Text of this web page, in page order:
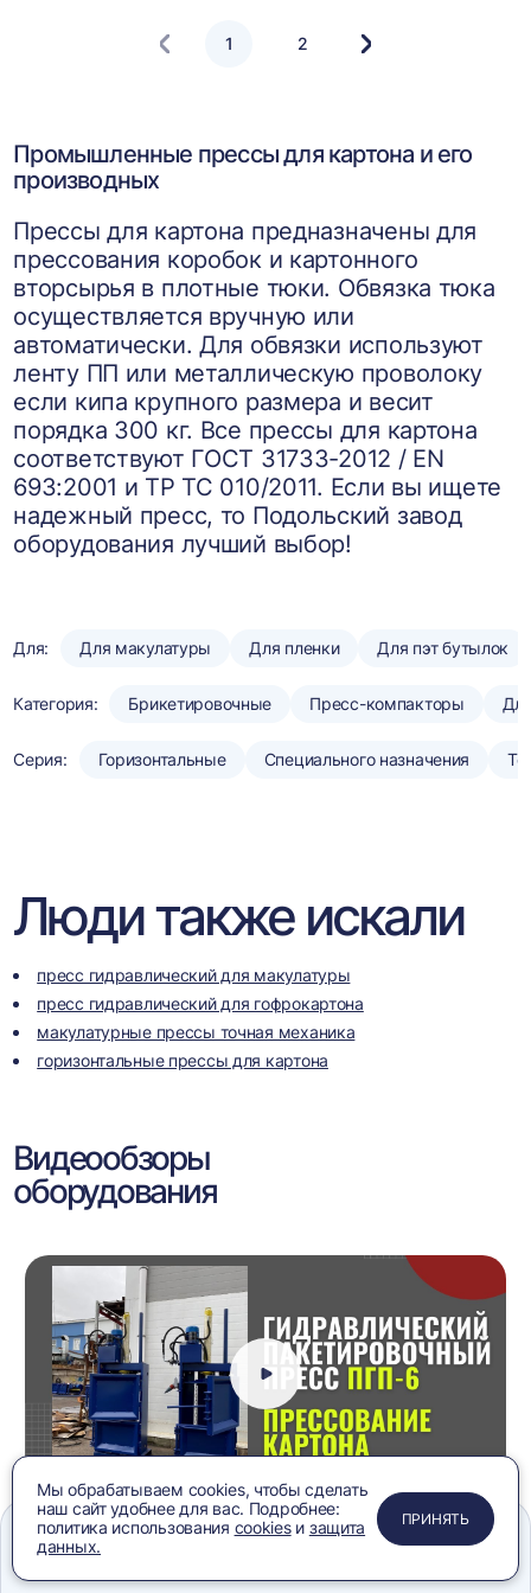
1 2
Следующая
Промышленные прессы для картона и его
производных
Прессы для картона предназначены для
прессования коробок и картонного
вторсырья в плотные тюки. Обвязка тюка
осуществляется вручную или
автоматически. Для обвязки используют
ленту ПП или металлическую проволоку
если кипа крупного размера и весит
порядка 300 кг. Все прессы для картона
соответствуют ГОСТ 31733-2012 / EN
693:2001 и ТР ТС 010/2011. Если вы ищете
надежный пресс, то Подольский завод
оборудования лучший выбор!
Для: Для макулатуры Для пленки Для пэт бутылок
Категория: Брикетировочные Пресс-компакторы
Серия: Горизонтальные Специального назначения
Люди также искали
пресс гидравлический для макулатуры
пресс гидравлический для гофрокартона
макулатурные прессы точная механика
горизонтальные прессы для картона
Видеообзоры
оборудования
Пресс гидравлический вертикальный ПГП-6 на
картоне, видеообзор
ПРИМЕНИТЬ
ЗАКРЫТЬ
ЗАКРЫТЬ
ЗАКРЫТЬ
Мы обрабатываем cookies, чтобы сделать
наш сайт удобнее для вас. Подробнее:
политика использования cookiesи защита
данных.
ПРИНЯТЬ